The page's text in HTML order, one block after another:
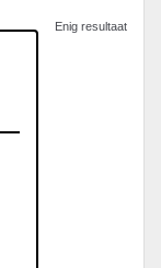
Enig resultaat